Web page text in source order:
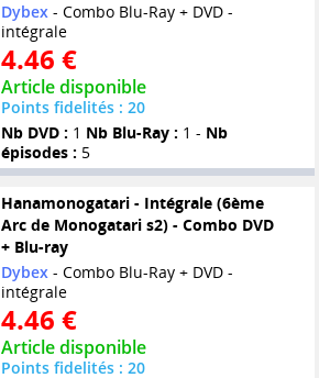
Dybex- Combo Blu-Ray + DVD -
intégrale
4.46 €
Article disponible
Points fidelités : 20
Nb DVD : 1 Nb Blu-Ray : 1 - Nb
épisodes : 5
Hanamonogatari - Intégrale (6ème
Arc de Monogatari s2) - Combo DVD
+ Blu-ray
Dybex- Combo Blu-Ray + DVD -
intégrale
4.46 €
Article disponible
Points fidelités : 20